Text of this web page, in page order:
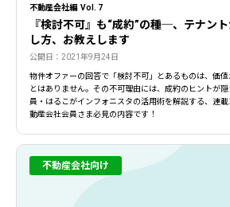
不動産会社編 Vol. 7
『検討不可』も“成約”の種─、テナン
し方、お教えします
公開日：2021年9月24日
物件オファーの回答で「検討不可」とあるものは、価
とはありません。その不可理由には、成約のヒントが
員・はるこがインフォニスタの活用術を解説する、連
動産会社会員さま必見の内容です！
不動産会社向け